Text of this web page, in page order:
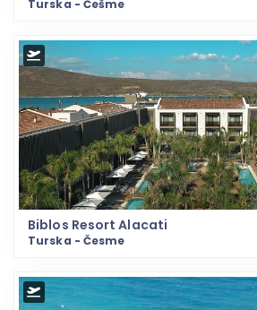
Turska - Češme
Biblos Resort Alacati
Turska - Česme